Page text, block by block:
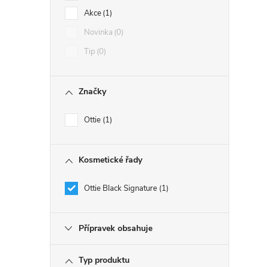
Akce 1
Novinka 0
Tip 0
Značky
Ottie 1
Kosmetické řady
Ottie Black Signature 1
Přípravek obsahuje
Typ produktu